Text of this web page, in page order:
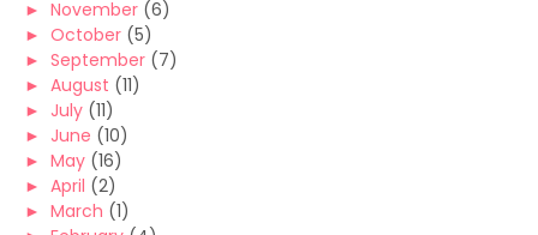
► November (6)
► October (5)
► September (7)
► August (11)
► July (11)
► June (10)
► May (16)
► April (2)
► March (1)